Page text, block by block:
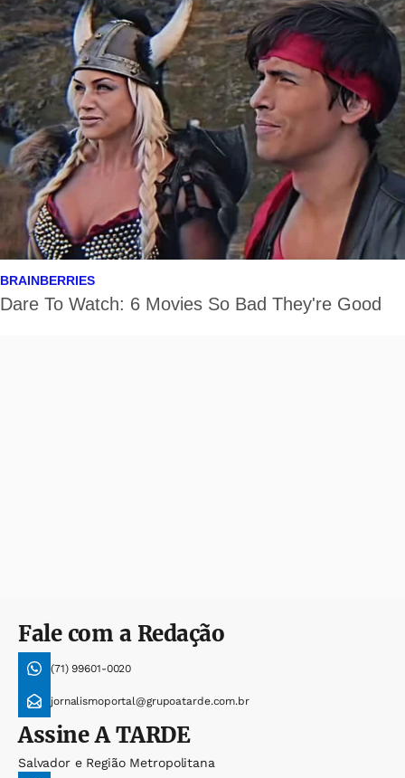
Fale com a Redação
(71) 99601-0020
jornalismoportal@grupoatarde.com.br
AssineA TARDE
Salvador e Região Metropolitana